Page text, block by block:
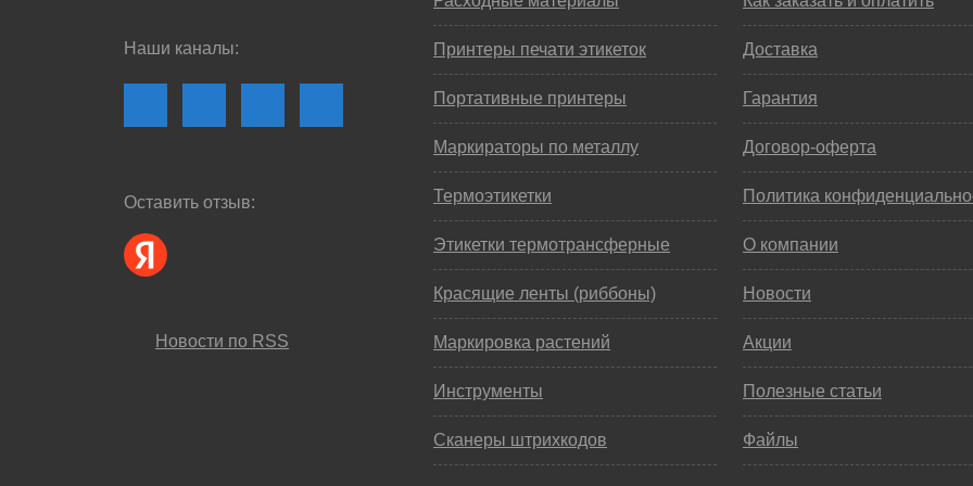
Наши каналы:
Оставить отзыв:
Новости по RSS
Принтеры печати этикеток
Портативные принтеры
Маркираторы по металлу
Термоэтикетки
Этикетки термотрансферные
Красящие ленты (риббоны)
Маркировка растений
Инструменты
Сканеры штрихкодов
Доставка
Гарантия
Договор-оферта
Политика
О компании
Новости
Акции
Полезные статьи
Файлы